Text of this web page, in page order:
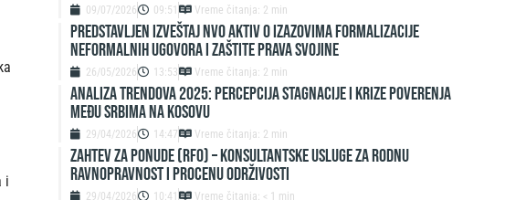
i
09/07/2026 09:51 Vreme čitanja: 2 min
Predstavljen izveštaj NVO Aktiv o izazovima formalizacije
neformalnih ugovora i zaštite prava svojine
26/05/2026 13:53 Vreme čitanja: 2 min
ANALIZA TRENDOVA 2025: PERCEPCIJA STAGNACIJE I KRIZE POVERENJA
MEĐU SRBIMA NA KOSOVU
29/04/2026 14:47 Vreme čitanja: 2 min
ZAHTEV ZA PONUDE (RFO) – Konsultantske usluge za rodnu
ravnopravnost i procenu održivosti
29/04/2026 10:41 Vreme čitanja: < 1 min